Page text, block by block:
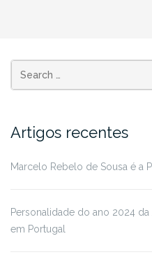
Artigos recentes
Marcelo Rebelo de Sousa é a
Personalidade do ano 2024
em Portugal